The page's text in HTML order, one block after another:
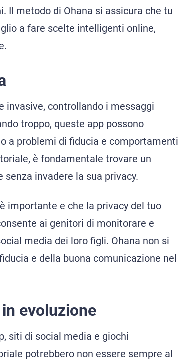
Il metodo di Ohana si assicura che tu
a fare scelte intelligenti online,
invasive, controllando i messaggi
troppo, queste app possono
a problemi di fiducia e comportamenti
è fondamentale trovare un
invadere la sua privacy.
importante e che la privacy del tuo
ai genitori di monitorare e
media dei loro figli. Ohana non si
e della buona comunicazione nel
evoluzione
siti di social media e giochi
potrebbero non essere sempre al